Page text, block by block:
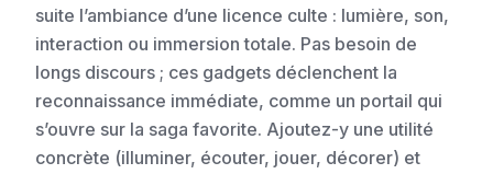
suite l’ambiance d’une licence culte : lumière, son,
interaction ou immersion totale. Pas besoin de
longs discours ; ces gadgets déclenchent la
reconnaissance immédiate, comme un portail qui
s’ouvre sur la saga favorite. Ajoutez-y une utilité
concrète (illuminer, écouter, jouer, décorer) et